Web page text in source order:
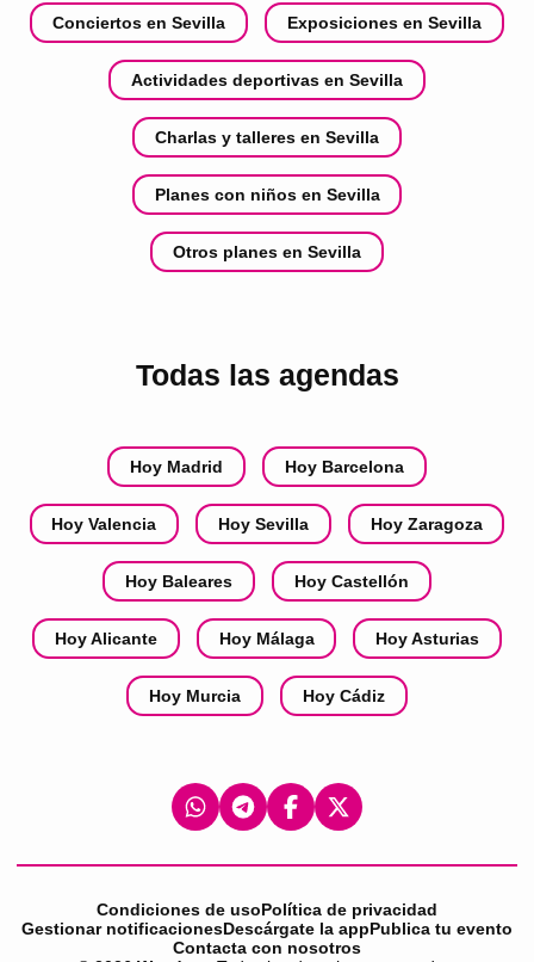
Conciertos en Sevilla Exposiciones en Sevilla
Actividades deportivas en Sevilla
Charlas y talleres en Sevilla
Planes con niños en Sevilla
Otros planes en Sevilla
Todas las agendas
Hoy Madrid Hoy Barcelona
Hoy Valencia Hoy Sevilla Hoy Zaragoza
Hoy Baleares Hoy Castellón
Hoy Alicante Hoy Málaga Hoy Asturias
Hoy Murcia Hoy Cádiz
Condiciones de usoPolítica de privacidad
Gestionar notificacionesDescárgate la appPublica tu evento
Contacta con nosotros